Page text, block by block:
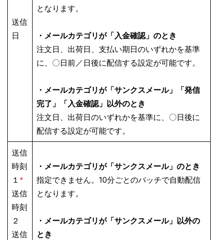
送信
日
となります。
・メールカテゴリが「入金確認」のとき
注文日、出荷日、支払い期日のいずれかを基準
に、〇日前／日後に配信する設定が可能です。
・メールカテゴリが「サンクスメール」「発信
完了」「入金確認」以外のとき
注文日、出荷日のいずれかを基準に、〇日後に
配信する設定が可能です。
送信
時刻
１ *
送信
時刻
２
送信
・メールカテゴリが「サンクスメール」のとき
指定できません。10分ごとのバッチで自動配信
となります。
・メールカテゴリが「サンクスメール」以外の
とき